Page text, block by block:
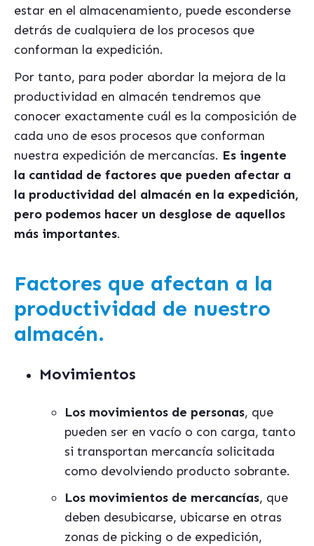
estar en el almacenamiento, puede esconderse
detrás de cualquiera de los procesos que
conforman la expedición.
Por tanto, para poder abordar la mejora de la
productividad en almacén tendremos que
conocer exactamente cuál es la composición de
cada uno de esos procesos que conforman
nuestra expedición de mercancías. Es ingente
la cantidad de factores que pueden afectar a
la productividad del almacén en la expedición,
pero podemos hacer un desglose de aquellos
más importantes.
Factores que afectan a la
productividad de nuestro
almacén.
Movimientos
Los movimientos de personas, que
pueden ser en vacío o con carga, tanto
si transportan mercancía solicitada
como devolviendo producto sobrante.
Los movimientos de mercancías, que
deben desubicarse, ubicarse en otras
zonas de picking o de expedición,